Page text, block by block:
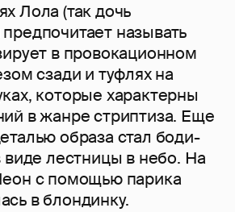
Лола (так дочь
называть
в провокационном
сзади и туфлях на
которые характерны
в жанре стриптиза. Еще
образа стал боди-
виде лестницы в небо. На
с помощью парика
в блондинку.